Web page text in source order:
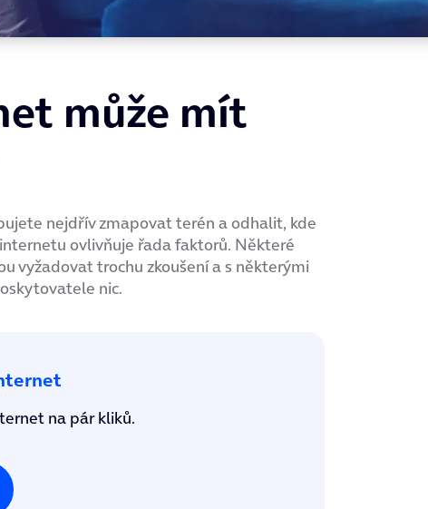
může mít
nejdřív zmapovat terén a odhalit, kde
ovlivňuje řada faktorů. Některé
vyžadovat trochu zkoušení a s některými
nic.
na pár kliků.